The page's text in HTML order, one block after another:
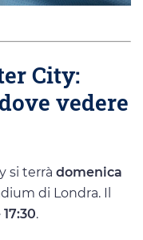
City:
vedere
si terrà domenica
di Londra. Il
.